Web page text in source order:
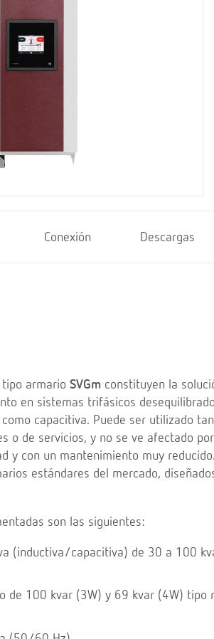
Conexión Descargas
tipo armario SVGm constituyen la
en sistemas trifásicos
capacitiva. Puede ser utilizado
o de servicios, y no se ve afectado
y con un mantenimiento muy
estándares del mercado,
son las siguientes:
(inductiva/capacitiva) de 30 a 100
de 100 kvar (3W) y 69 kvar (4W) tipo